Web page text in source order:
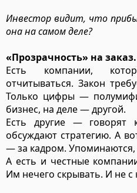
Инвестор видит, что
она на самом деле?
«Прозрачность» на заказ.
Есть компании,
отчитываться. Закон
Только цифры —
бизнес, на деле — другой.
Есть другие — говорят
обсуждают стратегию. А
— за кадром.
А есть и честные
Им нечего скрывать. И не с